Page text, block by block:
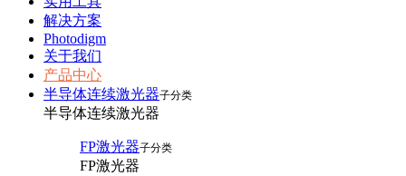
解决方案
Photodigm
关于我们
产品中心
半导体连续激光器子分类
半导体连续激光器
FP激光器子分类
FP激光器